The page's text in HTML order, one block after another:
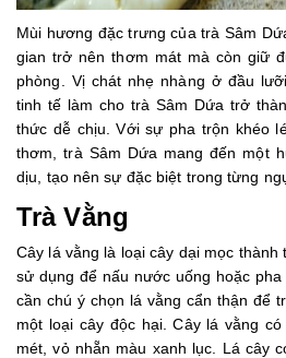
Mùi hương đặc trưng của trà Sâm
gian trở nên thơm mát mà còn giữ
phòng. Vị chát nhẹ nhàng ở đầu
tinh tế làm cho trà Sâm Dứa trở
thức dễ chịu. Với sự pha trộn khéo
thơm, trà Sâm Dứa mang đến một
dịu, tạo nên sự đặc biệt trong từng
Trà Vằng
Cây lá vằng là loại cây dại mọc
sử dụng để nấu nước uống hoặc
cần chú ý chọn lá vằng cẩn thận để
một loại cây độc hại. Cây lá vằng
mét, vỏ nhẵn màu xanh lục. Lá cây